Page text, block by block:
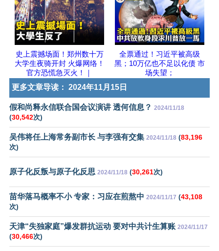
史上震撼场面！郑州数十万
大学生夜骑开封 火爆网络！
官方恐慌急灭火！｜
全票通过！习近平被高级
黑；10万亿也不足以化债 市
场失望；
更多文章导读： 2024年11月15日
假和尚释永信联合国会议演讲 透何信息？ 2024/11/18
(30,542次)
吴伟将任上海常务副市长 与李强有交集 2024/11/18 (83,196
次)
原子化反叛与原子化反思 2024/11/18 (30,261次)
苗华落马概率不小 专家：习应在煎熬中 2024/11/17 (43,108
次)
天津“失独家庭”爆发群抗运动 要对中共计生算账 2024/11/17
(30,466次)